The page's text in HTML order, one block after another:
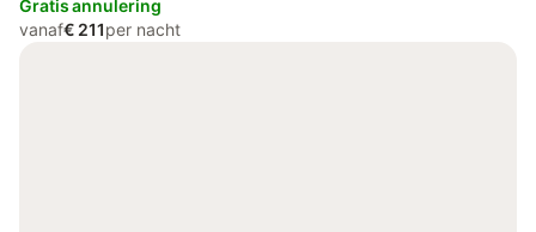
Gratis annulering
vanaf€ 211per nacht